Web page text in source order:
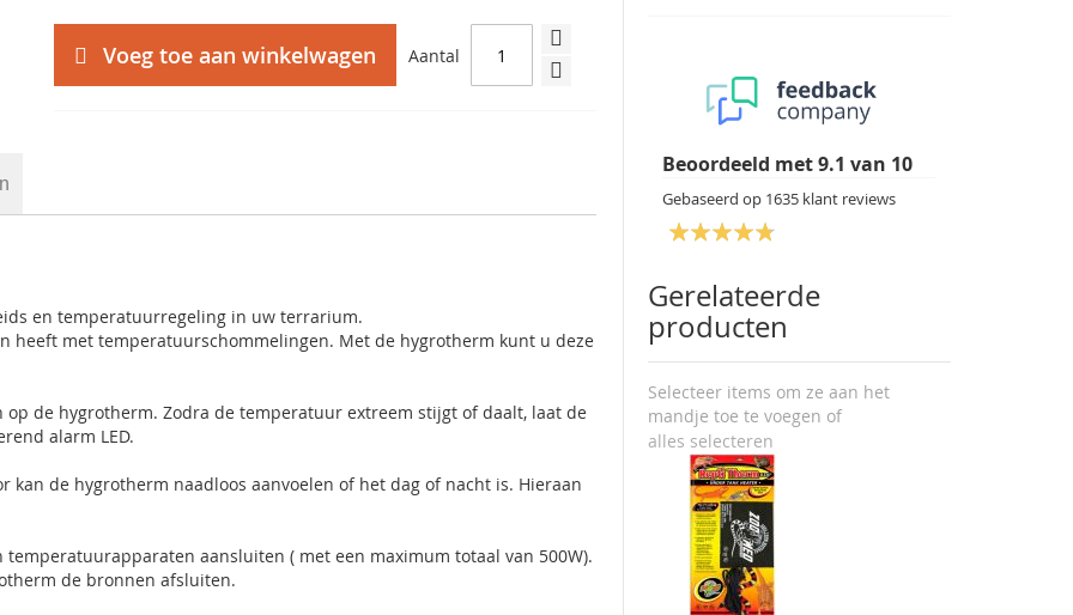
Aantal
Voeg toe aan winkelwagen
Beoordeeld met9.1 van 10
Gebaseerd op 1635 klant reviews
Gerelateerde
producten
Selecteer items om ze aan het
mandje toe te voegen of
alles selecteren
en temperatuurregeling in uw terrarium.
heeft met temperatuurschommelingen. Met de hygrotherm kunt u deze
de hygrotherm. Zodra de temperatuur extreem stijgt of daalt, laat de
alarm LED.
kan de hygrotherm naadloos aanvoelen of het dag of nacht is. Hieraan
aansluiten ( met een maximum totaal van 500W).
de bronnen afsluiten.